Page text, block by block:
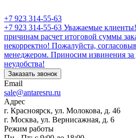
+7 923 314-55-63
+7 923 314-55-63 Уважаемые
причинам расчет итоговой суммы
некорректно! Пожалуйста,
менеджером. Приносим извинения за
неудобства!
Заказать звонок
Email
sale@antaresru.ru
Адрес
г. Красноярск, ул. Молокова, д. 46
г. Москва, ул. Вернисажная, д. 6
Режим работы